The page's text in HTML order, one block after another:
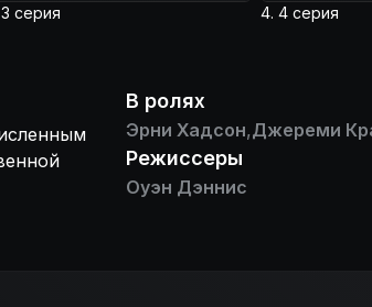
серия 4. 4 серия
В ролях
Эрни Хадсон,Джереми
Режиссеры
Оуэн Дэннис